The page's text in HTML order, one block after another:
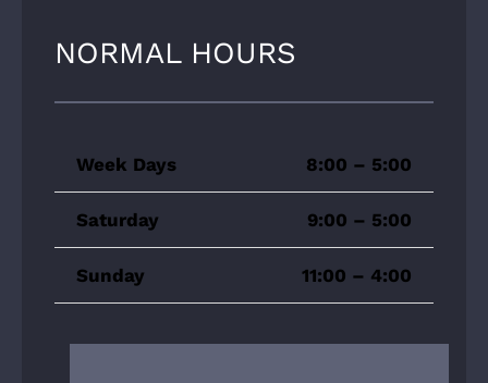
NORMAL HOURS
Week Days 8:00 – 5:00
Saturday 9:00 – 5:00
Sunday 11:00 – 4:00